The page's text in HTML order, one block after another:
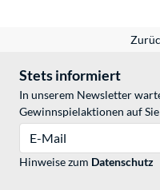
Stets informiert
In unserem Newsletter
Gewinnspielaktionen auf
Hinweise zum Datenschutz